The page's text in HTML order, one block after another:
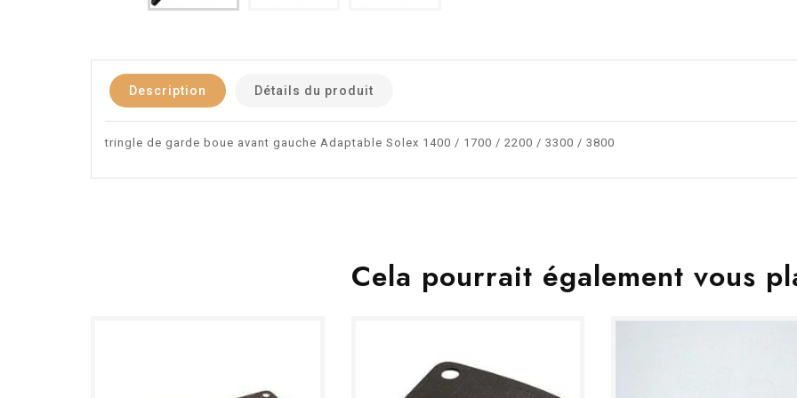
Description Détails du produit
tringle de garde boue avant gauche Adaptable Solex 1400 / 1700 / 2200 / 3300 / 3800
Cela pourrait également vous